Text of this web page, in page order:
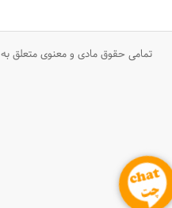
تمامی حقوق مادی و معنوی متعلق به